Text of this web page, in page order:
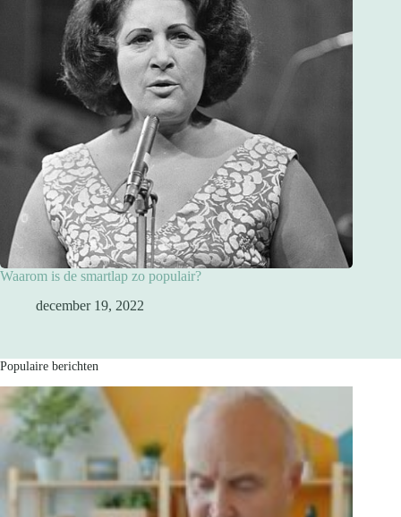
Waarom is de smartlap zo populair?
december 19, 2022
Populaire berichten